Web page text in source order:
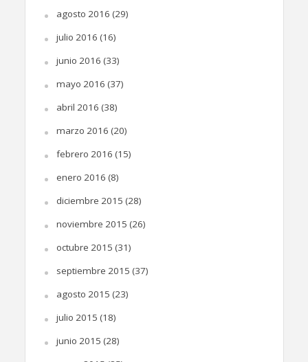
agosto 2016 (29)
julio 2016 (16)
junio 2016 (33)
mayo 2016 (37)
abril 2016 (38)
marzo 2016 (20)
febrero 2016 (15)
enero 2016 (8)
diciembre 2015 (28)
noviembre 2015 (26)
octubre 2015 (31)
septiembre 2015 (37)
agosto 2015 (23)
julio 2015 (18)
junio 2015 (28)